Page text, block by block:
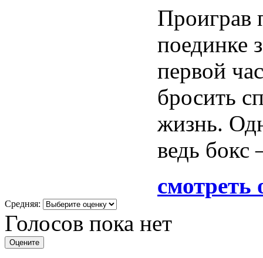
Проиграв
поединке
первой
бросить
жизнь.
ведь бокс
смотреть
Средняя:
Голосов пока нет